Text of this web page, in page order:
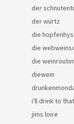
der
der würtz
die
die
die
diewein
i'll drink to that
jims loire